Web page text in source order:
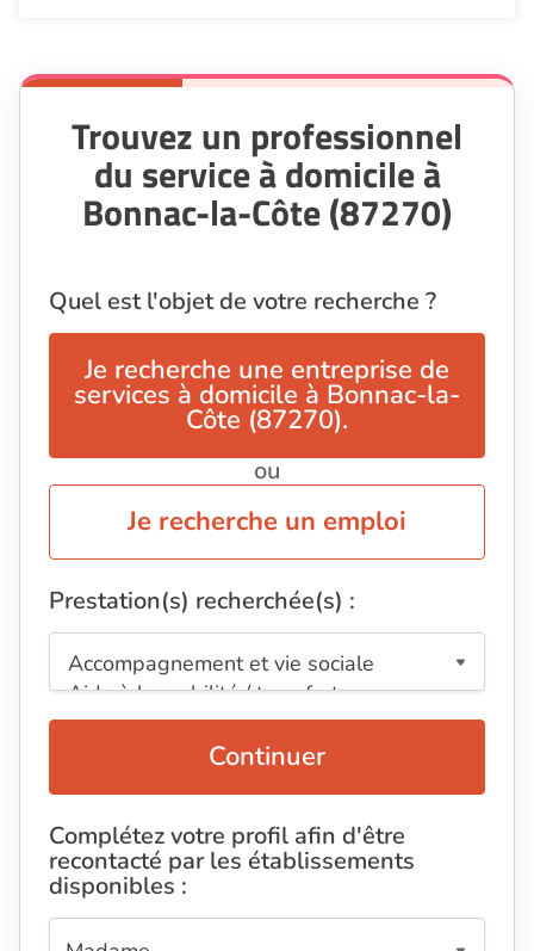
Trouvez un professionnel
du service à domicile à
Bonnac-la-Côte (87270)
Quel est l'objet de votre recherche ?
Je recherche une entreprise de
services à domicile à Bonnac-la-
Côte (87270).
ou
Je recherche un emploi
Prestation(s) recherchée(s) :
Continuer
Complétez votre profil afin d'être
recontacté par les établissements
disponibles :